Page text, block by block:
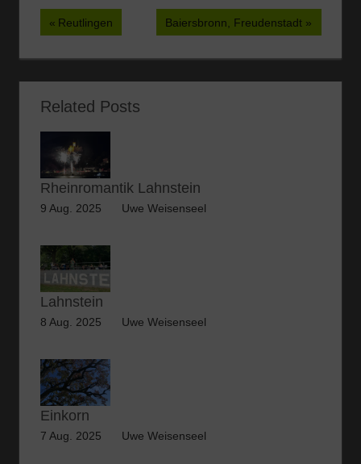
Reise, fehlt garantiert
noch irgendwas. In
unserem Fall: Bargeld.
Klingt banal, ist aber
Denn Geldautomaten
Beitragsnavigation
Vorheriger
Reutlingen
Nächster
Baiersbronn, Freudenstadt
Related Posts
Rheinromantik Lahnstein
9 Aug. 2025 Uwe Weisenseel
Lahnstein
8 Aug. 2025 Uwe Weisenseel
Einkorn
7 Aug. 2025 Uwe Weisenseel